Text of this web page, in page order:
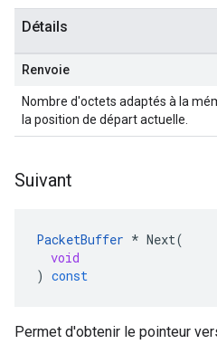
Détails
Renvoie
Nombre d'octets adaptés à la
la position de départ actuelle.
Suivant
PacketBuffer * Next(
void
) const
Permet d'obtenir le pointeur